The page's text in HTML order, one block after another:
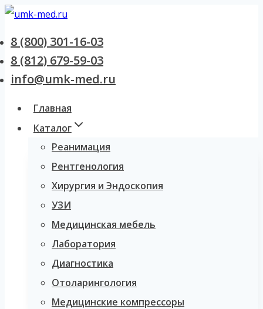
Перейти
содержанию
8 (800) 301-16-03
8 (812) 679-59-03
info@umk-med.ru
Главная
Каталог
Реанимация
Рентгенология
Хирургия и Эндоскопия
УЗИ
Медицинская мебель
Лаборатория
Диагностика
Отоларингология
Медицинские компрессоры